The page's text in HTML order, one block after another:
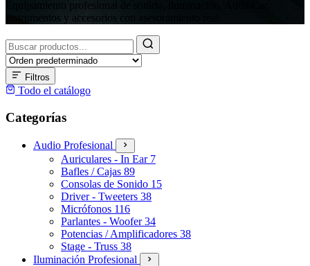
Equipamiento profesional de sonido, iluminación, AudioCar,
instrumentos y accesorios con asesoramiento real.
Buscar
productos
Filtros
Todo el catálogo
Categorías
Audio Profesional
Auriculares - In Ear 7
Bafles / Cajas 89
Consolas de Sonido 15
Driver - Tweeters 38
Micrófonos 116
Parlantes - Woofer34
Potencias / Amplificadores 38
Stage - Truss 38
Iluminación Profesional